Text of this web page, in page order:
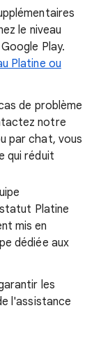
le niveau
Play.
Platine ou
de problème
notre
par chat, vous
qui réduit
Platine
mis en
dédiée aux
les
l'assistance